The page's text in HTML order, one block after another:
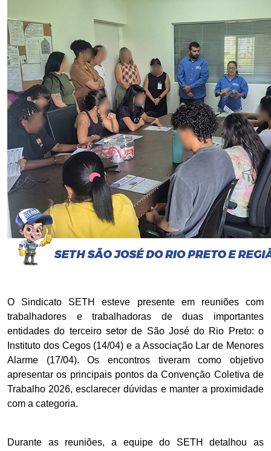
O Sindicato SETH esteve presente em reuniões com
trabalhadores e trabalhadoras de duas importantes
entidades do terceiro setor de São José do Rio Preto: o
Instituto dos Cegos (14/04) e a Associação Lar de Menores
Alarme (17/04). Os encontros tiveram como objetivo
apresentar os principais pontos da Convenção Coletiva de
Trabalho 2026, esclarecer dúvidas e manter a proximidade
com a categoria.
Durante as reuniões, a equipe do SETH detalhou as